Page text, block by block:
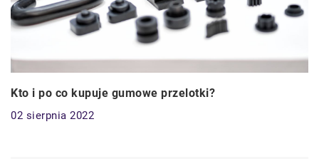
Kto i po co kupuje gumowe przelotki?
02 sierpnia 2022